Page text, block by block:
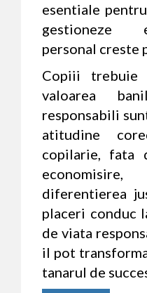
esentiale
gestioneze
personal creste
Copiii trebuie
valoarea
responsabili
atitudine
copilarie, fata
diferentierea
placeri conduc
de viata
il pot
tanarul de